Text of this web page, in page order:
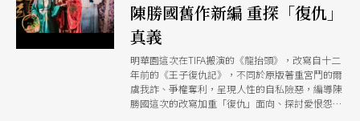
陳勝國舊作新編 重探「復仇」
真義
明華園這次在TIFA搬演的《龍抬頭》，改寫自十二
年前的《王子復仇記》，不同於原版著重宮鬥的爾
虞我詐、爭權奪利，呈現人性的自私險惡，編導陳
勝國這次的改寫加重「復仇」面向、探討愛恨怨